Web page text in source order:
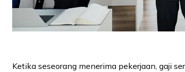
Ketika seseorang menerima pekerjaan, gaji